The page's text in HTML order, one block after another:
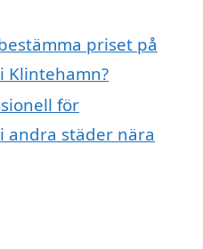
priset på
Klintehamn?
för
andra städer nära